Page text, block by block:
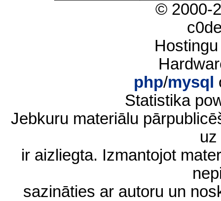
© 2000-
php/mysql
Statistika
Jebkuru materiālu
ir aizliegta. Izmantojot
sazināties ar autoru un